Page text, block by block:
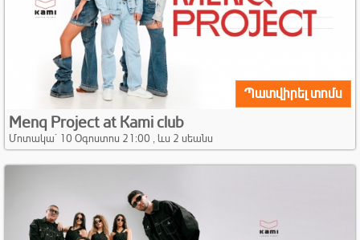
Պատվիրել տոմս
Menq Project at Kami club
Մոտակա` 10 Օգոստոս 21:00 , ևս 2 սեանս